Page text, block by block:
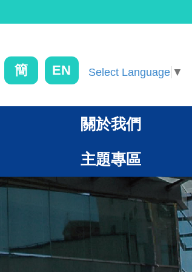
簡 EN Select Language ▼
關於我們
主題專區